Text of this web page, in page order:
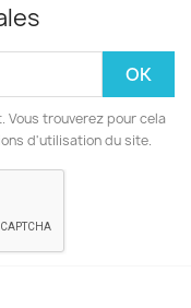
Vous trouverez pour cela
d'utilisation du site.